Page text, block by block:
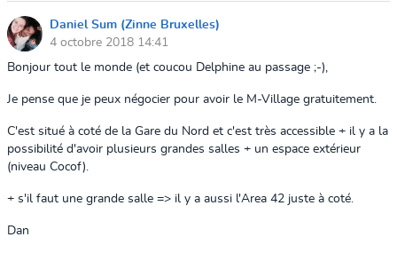
Daniel Sum (Zinne Bruxelles)
4 octobre 2018 14:41
Bonjour tout le monde (et coucou Delphine au passage ;-),
Je pense que je peux négocier pour avoir le M-Village gratuitement.
C'est situé à coté de la Gare du Nord et c'est très accessible + il y a la
possibilité d'avoir plusieurs grandes salles + un espace extérieur
(niveau Cocof).
+ s'il faut une grande salle => il y a aussi l'Area 42 juste à coté.
Dan